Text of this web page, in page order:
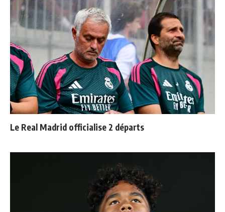
Le Real Madrid officialise 2 départs